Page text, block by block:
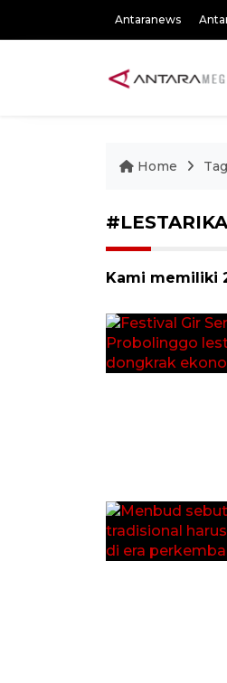
Antaranews
Home Tag
Kami memiliki